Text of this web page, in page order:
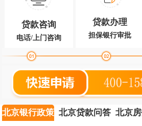
贷款咨询
电话/上门咨询
贷款办理
担保银行审批
北京银行政策 北京贷款问答 北京